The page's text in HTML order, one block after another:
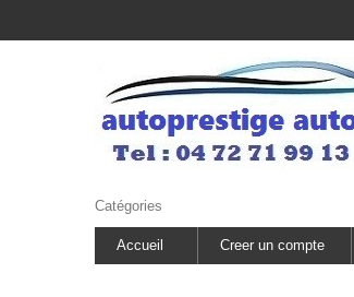
Catégories
Accueil Creer un compte